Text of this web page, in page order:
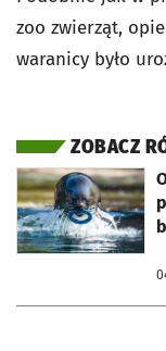
zoo zwierząt,
waranicy było
ZOBACZ
otworzy się w nowej